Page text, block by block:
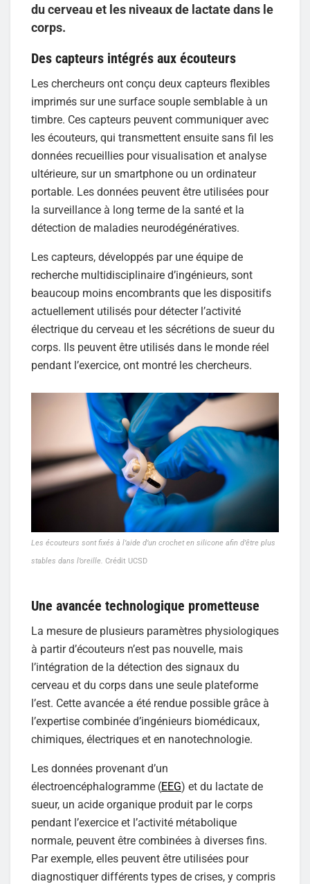
du cerveau et les niveaux de lactate dans le
corps.
Des capteurs intégrés aux écouteurs
Les chercheurs ont conçu deux capteurs flexibles
imprimés sur une surface souple semblable à un
timbre. Ces capteurs peuvent communiquer avec
les écouteurs, qui transmettent ensuite sans fil les
données recueillies pour visualisation et analyse
ultérieure, sur un smartphone ou un ordinateur
portable. Les données peuvent être utilisées pour
la surveillance à long terme de la santé et la
détection de maladies neurodégénératives.
Les capteurs, développés par une équipe de
recherche multidisciplinaire d’ingénieurs, sont
beaucoup moins encombrants que les dispositifs
actuellement utilisés pour détecter l’activité
électrique du cerveau et les sécrétions de sueur du
corps. Ils peuvent être utilisés dans le monde réel
pendant l’exercice, ont montré les chercheurs.
Les écouteurs sont fixés à l’aide d’un crochet en silicone afin d’être plus
stables dans l’oreille. Crédit UCSD
Une avancée technologique prometteuse
La mesure de plusieurs paramètres physiologiques
à partir d’écouteurs n’est pas nouvelle, mais
l’intégration de la détection des signaux du
cerveau et du corps dans une seule plateforme
l’est. Cette avancée a été rendue possible grâce à
l’expertise combinée d’ingénieurs biomédicaux,
chimiques, électriques et en nanotechnologie.
Les données provenant d’un
électroencéphalogramme (EEG) et du lactate de
sueur, un acide organique produit par le corps
pendant l’exercice et l’activité métabolique
normale, peuvent être combinées à diverses fins.
Par exemple, elles peuvent être utilisées pour
diagnostiquer différents types de crises, y compris